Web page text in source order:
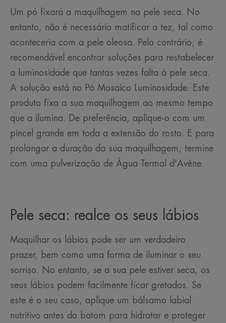
Um pó fixará a maquilhagem na pele seca. No
entanto, não é necessário matificar a tez, tal como
aconteceria com a pele oleosa. Pelo contrário, é
recomendável encontrar soluções para restabelecer
a luminosidade que tantas vezes falta à pele seca.
A solução está no Pó Mosaico Luminosidade. Este
produto fixa a sua maquilhagem ao mesmo tempo
que a ilumina. De preferência, aplique-o com um
pincel grande em toda a extensão do rosto. E para
prolongar a duração da sua maquilhagem, termine
com uma pulverização de Água Termal d'Avène.
Pele seca: realce os seus lábios
Maquilhar os lábios pode ser um verdadeiro
prazer, bem como uma forma de iluminar o seu
sorriso. No entanto, se a sua pele estiver seca, os
seus lábios podem facilmente ficar gretados. Se
este é o seu caso, aplique um bálsamo labial
nutritivo antes do batom para hidratar e proteger